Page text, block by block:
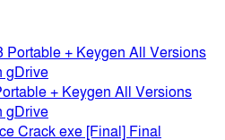
+ Keygen All Versions
gDrive